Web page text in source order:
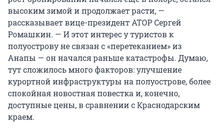
высоким зимой и продолжает расти, —
рассказывает вице-президент АТОР Сергей
Ромашкин. — И этот интерес у туристов к
полуострову не связан с «перетеканием» из
Анапы — он начался раньше катастрофы. Думаю,
тут сложилось много факторов: улучшение
курортной инфраструктуры на полуострове, более
спокойная новостная повестка и, конечно,
доступные цены, в сравнении с Краснодарским
краем.